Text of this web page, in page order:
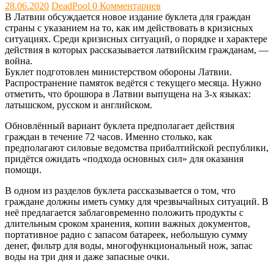
28.06.2020 DeadPool 0 Комментариев
В Латвии обсуждается новое издание буклета для граждан
страны с указанием на то, как им действовать в кризисных
ситуациях. Среди кризисных ситуаций, о порядке и характере
действия в которых рассказывается латвийским гражданам, —
война.
Буклет подготовлен министерством обороны Латвии.
Распространение памяток ведётся с текущего месяца. Нужно
отметить, что брошюра в Латвии выпущена на 3-х языках:
латышском, русском и английском.
Обновлённый вариант буклета предполагает действия
граждан в течение 72 часов. Именно столько, как
предполагают силовые ведомства прибалтийской республики,
придётся ожидать «подхода основных сил» для оказания
помощи.
В одном из разделов буклета рассказывается о том, что
граждане должны иметь сумку для чрезвычайных ситуаций. В
неё предлагается заблаговременно положить продукты с
длительным сроком хранения, копии важных документов,
портативное радио с запасом батареек, небольшую сумму
денег, фильтр для воды, многофункциональный нож, запас
воды на три дня и даже запасные очки.